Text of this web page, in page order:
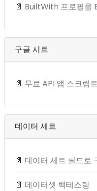
📄 BuiltWith 프로필을
구글 시트
📄 무료 API 앱 스크립트
데이터 세트
📄 데이터 세트 필드로
📄 데이터셋 백테스팅